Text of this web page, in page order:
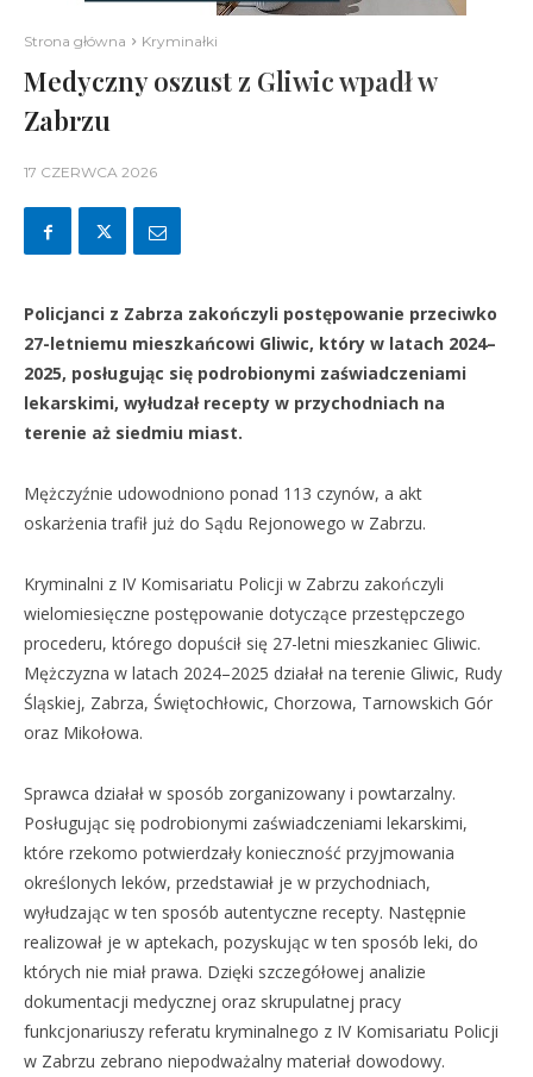
Strona główna Kryminałki
Medyczny oszust z Gliwic wpadł w
Zabrzu
17 CZERWCA 2026
Policjanci z Zabrza zakończyli postępowanie przeciwko
27-letniemu mieszkańcowi Gliwic, który w latach 2024–
2025, posługując się podrobionymi zaświadczeniami
lekarskimi, wyłudzał recepty w przychodniach na
terenie aż siedmiu miast.
Mężczyźnie udowodniono ponad 113 czynów, a akt
oskarżenia trafił już do Sądu Rejonowego w Zabrzu.
Kryminalni z IV Komisariatu Policji w Zabrzu zakończyli
wielomiesięczne postępowanie dotyczące przestępczego
procederu, którego dopuścił się 27-letni mieszkaniec Gliwic.
Mężczyzna w latach 2024–2025 działał na terenie Gliwic, Rudy
Śląskiej, Zabrza, Świętochłowic, Chorzowa, Tarnowskich Gór
oraz Mikołowa.
Sprawca działał w sposób zorganizowany i powtarzalny.
Posługując się podrobionymi zaświadczeniami lekarskimi,
które rzekomo potwierdzały konieczność przyjmowania
określonych leków, przedstawiał je w przychodniach,
wyłudzając w ten sposób autentyczne recepty. Następnie
realizował je w aptekach, pozyskując w ten sposób leki, do
których nie miał prawa. Dzięki szczegółowej analizie
dokumentacji medycznej oraz skrupulatnej pracy
funkcjonariuszy referatu kryminalnego z IV Komisariatu Policji
w Zabrzu zebrano niepodważalny materiał dowodowy.